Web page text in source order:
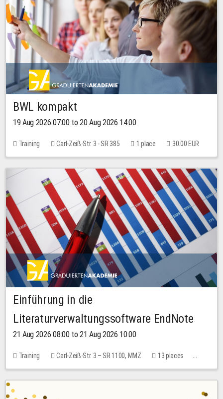
BWL kompakt
19 Aug 2026 07:00 to 20 Aug 2026 14:00
Training Carl-Zeiß-Str. 3 - SR 385 1 place 30.00 EUR
Einführung in die
Literaturverwaltungssoftware EndNote
21 Aug 2026 08:00 to 21 Aug 2026 10:00
Training Carl-Zeiß-Str. 3 – SR 1100, MMZ
13 places
10.00 EUR